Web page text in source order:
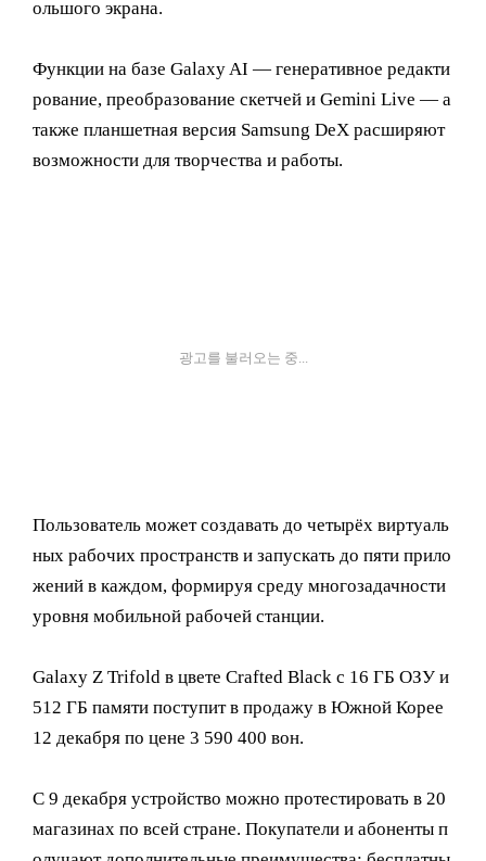
ольшого экрана.
Функции на базе Galaxy AI — генеративное редакти
рование, преобразование скетчей и Gemini Live — а
также планшетная версия Samsung DeX расширяют
возможности для творчества и работы.
광고를 불러오는 중...
Пользователь может создавать до четырёх виртуаль
ных рабочих пространств и запускать до пяти прило
жений в каждом, формируя среду многозадачности
уровня мобильной рабочей станции.
Galaxy Z Trifold в цвете Crafted Black с 16 ГБ ОЗУ и
512 ГБ памяти поступит в продажу в Южной Корее
12 декабря по цене 3 590 400 вон.
С 9 декабря устройство можно протестировать в 20
магазинах по всей стране. Покупатели и абоненты п